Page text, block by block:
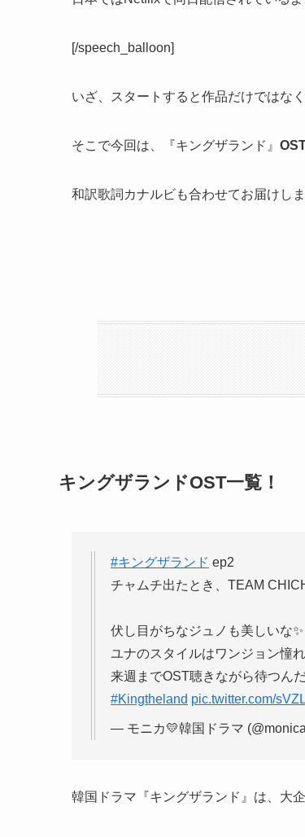
[/speech_balloon]
いざ、スタートすると作品だけではな
そこで今回は、『キングザランド』
和訳歌詞カナルビも合わせてお届けし
キングザランドOST一覧！
#キングザランド ep2
チャムチ出たとき、TEAM
伏し目がちなジュノも美しいな✨
ユナのスタイルはワンジョン憧
来週までOST聴きながら待つん
#Kingtheland pic.twitter.com/
— モニカ💛韓国ドラマ
韓国ドラマ 『キングザランド』 は、大